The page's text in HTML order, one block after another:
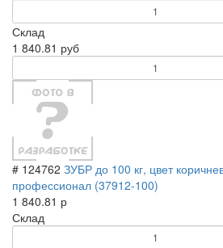
Склад
1 840.81 руб
# 124762 ЗУБР до 100 кг, цвет
профессионал (37912-100)
1 840.81 р
Склад